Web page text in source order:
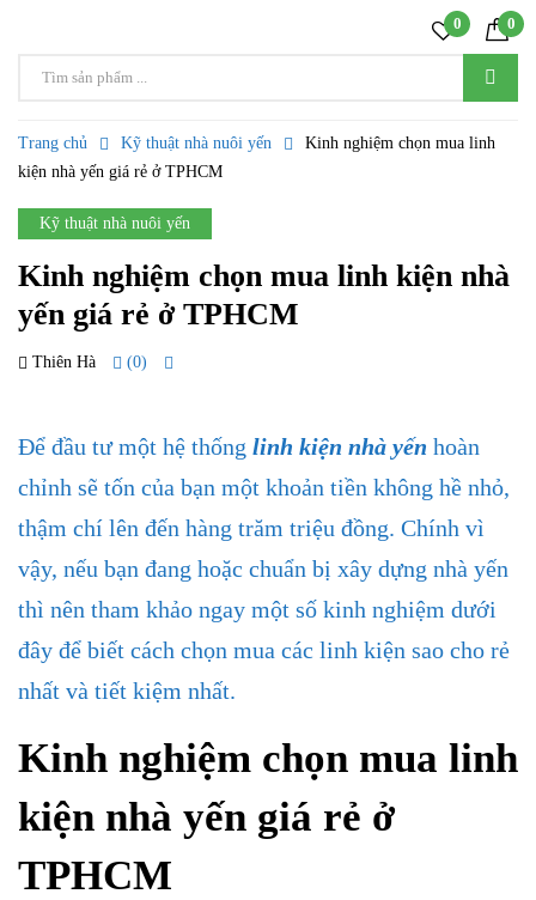
0 0
Trang chủ Kỹ thuật nhà nuôi yến
Kinh nghiệm chọn mua linh
kiện nhà yến giá rẻ ở TPHCM
Kỹ thuật nhà nuôi yến
Kinh nghiệm chọn mua linh kiện nhà
yến giá rẻ ở TPHCM
Thiên Hà (0)
Để đầu tư một hệ thống linh kiện nhà yến hoàn
chỉnh sẽ tốn của bạn một khoản tiền không hề nhỏ,
thậm chí lên đến hàng trăm triệu đồng. Chính vì
vậy, nếu bạn đang hoặc chuẩn bị xây dựng nhà yến
thì nên tham khảo ngay một số kinh nghiệm dưới
đây để biết cách chọn mua các linh kiện sao cho rẻ
nhất và tiết kiệm nhất.
Kinh nghiệm chọn mua linh
kiện nhà yến giá rẻ ở
TPHCM